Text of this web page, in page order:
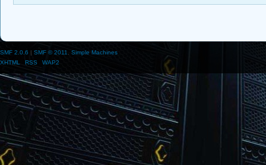
SMF 2.0.6 | SMF © 2011
Simple Machines
XHTML
RSS WAP2